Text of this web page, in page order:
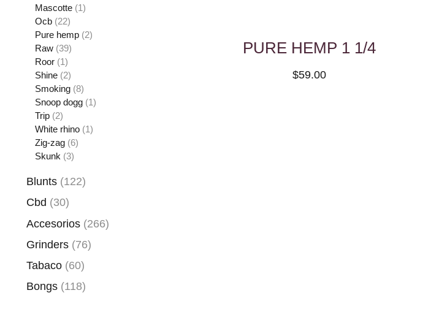
Mascotte (1)
Ocb (22)
Pure hemp (2)
Raw (39)
Roor (1)
Shine (2)
Smoking (8)
Snoop dogg (1)
Trip (2)
White rhino (1)
Zig-zag (6)
Skunk (3)
Blunts (122)
Cbd (30)
Accesorios (266)
Grinders (76)
Tabaco (60)
Bongs (118)
PURE HEMP 1 1/4
$59.00